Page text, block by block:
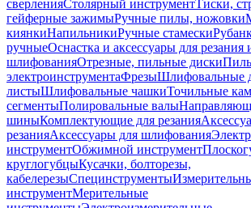
сверленияСтолярный инструментТиски,
гейферные зажимыРучные пилы, ножовки
киянкиНапильникиРучные стамески
ручныеОснастка и аксессуары для резания
шлифованияОтрезные, пильные диски
электроинструментаФрезыШлифовальные
листыШлифовальные чашкиТочильные
сегментыПолировальные валы
шиныКомплектующие для резания
резанияАксессуары для шлифования
инструментОбжимной инструмент
круглогубцыКусачки, болторезы,
кабелерезыСпецинструменты
инструментМерительные